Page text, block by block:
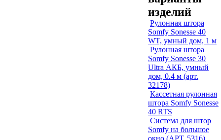
изделий
Рулонная штора
Somfy Sonesse 40
WT, умный дом, 1 м
Рулонная штора
Somfy Sonesse 30
Ultra АКБ, умный
дом, 0.4 м (арт.
32178)
Кассетная рулонная
штора Somfy Sonesse
40 RTS
Система для штор
Somfy на большое
окно (АРТ. 5316)